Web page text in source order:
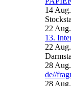
14
22 Aug.
13.
22
28 Aug.
de//
28